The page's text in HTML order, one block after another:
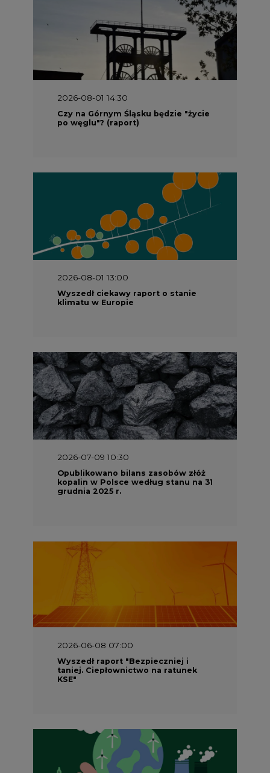
2026-08-01 14:30
Czy na Górnym Śląsku będzie "życie
po węglu"? (raport)
2026-08-01 13:00
Wyszedł ciekawy raport o stanie
klimatu w Europie
2026-07-09 10:30
Opublikowano bilans zasobów złóż
kopalin w Polsce według stanu na 31
grudnia 2025 r.
2026-06-08 07:00
taniej. Ciepłownictwo na ratunek